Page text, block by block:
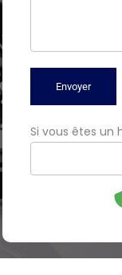
Envoyer
Si vous êtes un